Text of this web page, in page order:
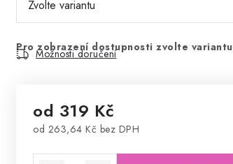
Pro zobrazení dostupnosti zvolte variantu
Možnosti doručení
od 319 Kč
od 263,64 Kč bez DPH